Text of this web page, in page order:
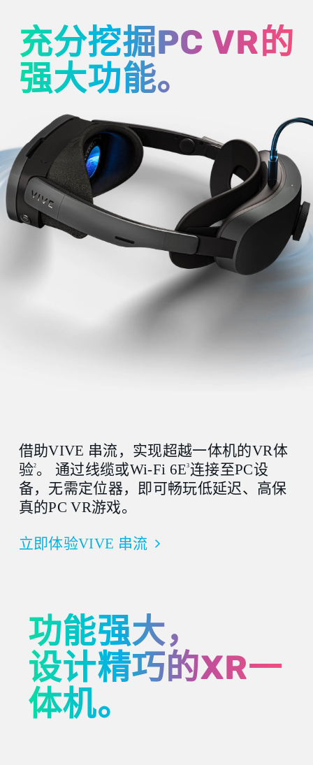
充分挖掘PC VR的
强大功能。
借助VIVE 串流，实现超越一体机的VR体
验2。 通过线缆或Wi-Fi 6E3 连接至PC设
备，无需定位器，即可畅玩低延迟、高保
真的PC VR游戏。
立即体验VIVE 串流
功能强大，
设计精巧的XR一
体机。